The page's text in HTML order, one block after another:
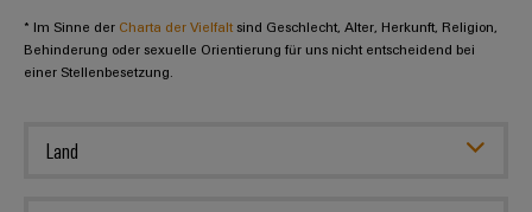
Energiespeicher
Lösungen
und
5G
Single
Anschlussleitungen,
Patchkabel
easyConnect
-
Ihre
Vertrieb
Academy
People
Abschlussarbeiten
* Im Sinne der Charta der Vielfalt sind Geschlecht, Alter, Herkunft, Religion,
Behinderung oder sexuelle Orientierung für uns nicht entscheidend bei
einer Stellenbesetzung.
Land